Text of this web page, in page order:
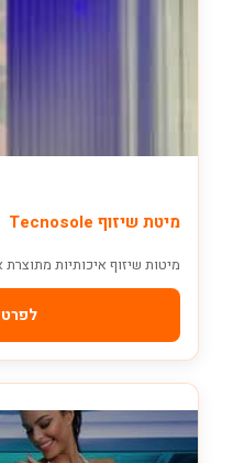
מיטת שיזוף Tecnosole
מיטות שיזוף איכותיות מתוצרת